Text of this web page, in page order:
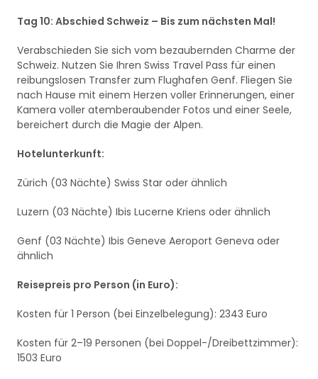
Tag 10: Abschied Schweiz – Bis zum nächsten Mal!
Verabschieden Sie sich vom bezaubernden Charme der
Schweiz. Nutzen Sie Ihren Swiss Travel Pass für einen
reibungslosen Transfer zum Flughafen Genf. Fliegen Sie
nach Hause mit einem Herzen voller Erinnerungen, einer
Kamera voller atemberaubender Fotos und einer Seele,
bereichert durch die Magie der Alpen.
Hotelunterkunft:
Zürich (03 Nächte) Swiss Star oder ähnlich
Luzern (03 Nächte) Ibis Lucerne Kriens oder ähnlich
Genf (03 Nächte) Ibis Geneve Aeroport Geneva oder
ähnlich
Reisepreis pro Person (in Euro):
Kosten für 1 Person (bei Einzelbelegung): 2343 Euro
Kosten für 2–19 Personen (bei Doppel-/Dreibettzimmer):
1503 Euro